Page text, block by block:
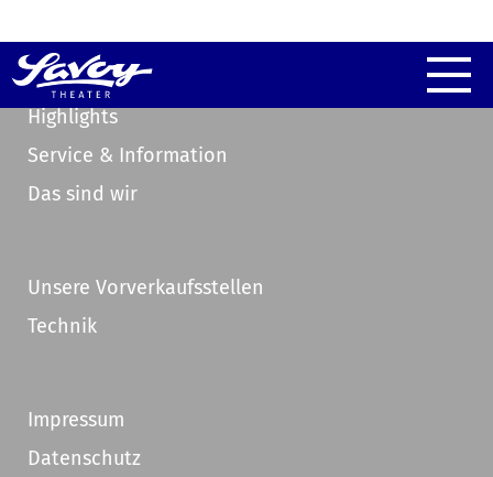
Highlights
Service & Information
Das sind wir
Unsere Vorverkaufsstellen
Technik
Impressum
Datenschutz